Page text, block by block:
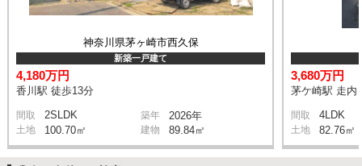
神奈川県茅ヶ崎市西久保
新築一戸建て
4,180万円
香川駅 徒歩13分
間取 2SLDK 築年 2026年
土地 100.70㎡ 建物 89.84㎡
3,680万円
茅ケ崎駅 走内
間取 4LDK
土地 82.76㎡